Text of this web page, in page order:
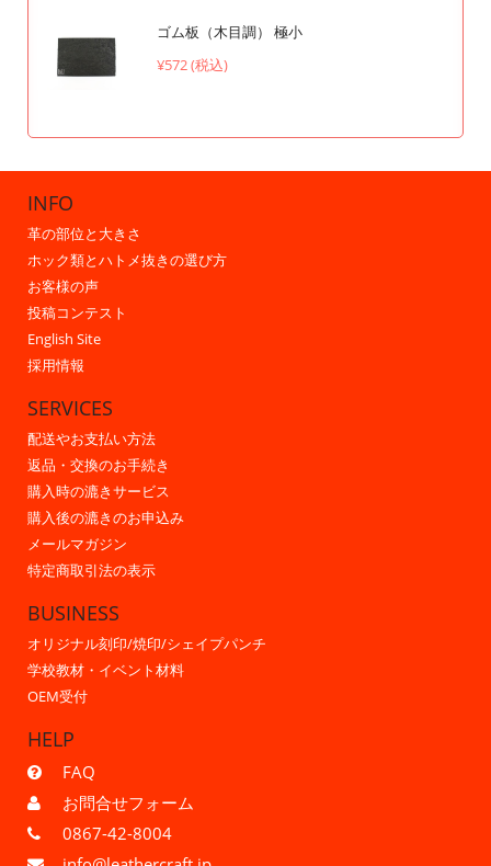
ゴム板（木目調） 極小
¥572 (税込)
INFO
革の部位と大きさ
ホック類とハトメ抜きの選び方
お客様の声
投稿コンテスト
English Site
採用情報
SERVICES
配送やお支払い方法
返品・交換のお手続き
購入時の漉きサービス
購入後の漉きのお申込み
メールマガジン
特定商取引法の表示
BUSINESS
オリジナル刻印/焼印/シェイプパンチ
学校教材・イベント材料
OEM受付
HELP
FAQ
お問合せフォーム
0867-42-8004